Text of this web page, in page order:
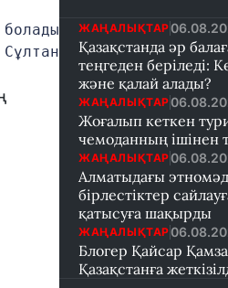
ЖАҢАЛЫҚТАР
Қазақстанда әр
теңгеден беріледі:
және қалай алады?
ЖАҢАЛЫҚТАР
Жоғалып кеткен
чемоданның ішінен
ЖАҢАЛЫҚТАР
Алматыдағы
бірлестіктер
қатысуға шақырды
ЖАҢАЛЫҚТАР
Блогер Қайсар
Қазақстанға